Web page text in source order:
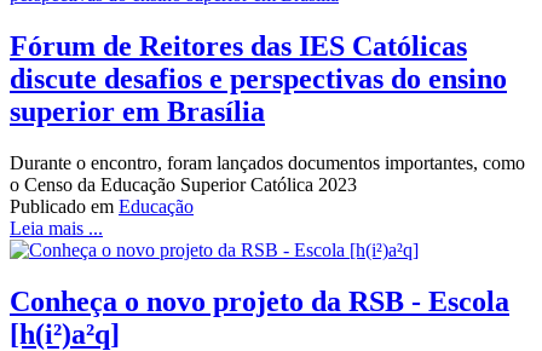
Fórum de Reitores das IES Católicas
discute desafios e perspectivas do ensino
superior em Brasília
Durante o encontro, foram lançados documentos importantes, como
o Censo da Educação Superior Católica 2023
Publicado em Educação
Leia mais ...
Conheça o novo projeto da RSB - Escola
[h(i²)a²q]